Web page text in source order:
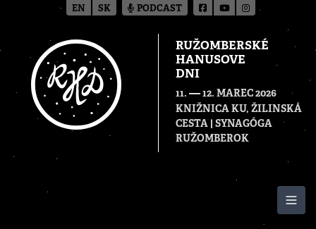
RUŽOMBERSKÉ
HANUSOVE
DNI
11. — 12. MAREC 2026
KNIŽNICA KU, ŽILINSKÁ
CESTA | SYNAGÓGA
RUŽOMBEROK
EN SK PODCAST